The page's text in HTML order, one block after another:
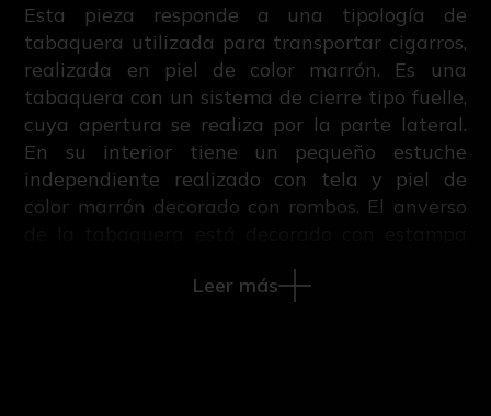
Esta pieza responde a una tipología de
tabaquera utilizada para transportar cigarros,
realizada en piel de color marrón. Es una
tabaquera con un sistema de cierre tipo fuelle,
cuya apertura se realiza por la parte lateral.
En su interior tiene un pequeño estuche
independiente realizado con tela y piel de
color marrón decorado con rombos. El anverso
una escena de pesca situada en un paisaje
Leer más